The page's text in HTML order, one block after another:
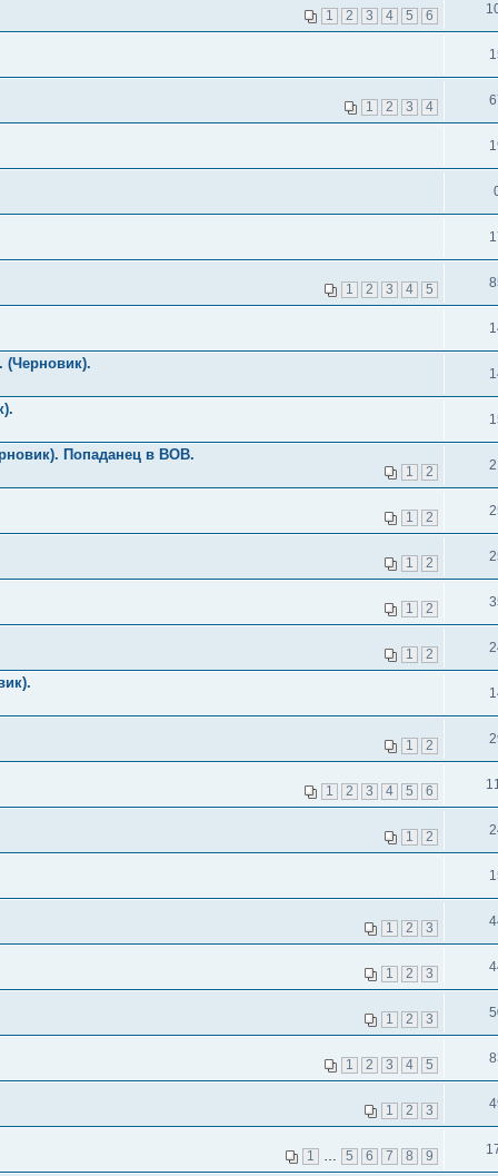
1 2 3 4 5 6
1 2 3 4
1 2 3 4 5
(Черновик).
Попаданец в ВОВ.
1 2
1 2
1 2
1 2
1 2
1 2
1 2 3 4 5 6
1 2
1 2 3
1 2 3
1 2 3
1 2 3 4 5
1 2 3
1 … 5 6 7 8 9